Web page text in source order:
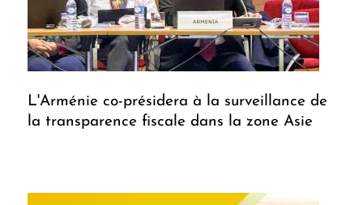
L'Arménie co-présidera à la surveillance de
la transparence fiscale dans la zone Asie